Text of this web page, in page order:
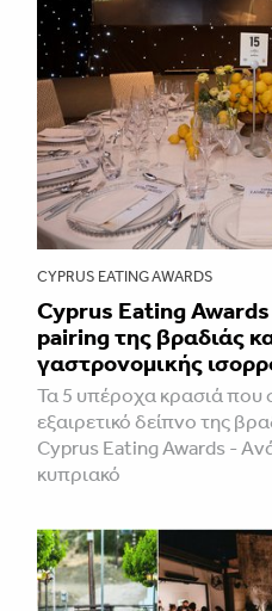
CYPRUS EATING AWARDS
Cyprus Eating
pairing της βραδιάς
γαστρονομικής
Τα 5 υπέροχα κρασιά που
εξαιρετικό δείπνο της
Cyprus Eating Awards -
κυπριακό